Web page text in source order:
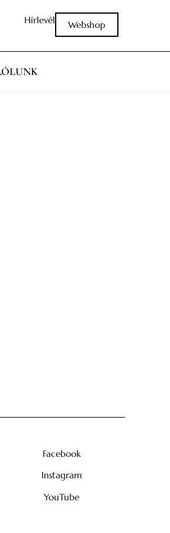
Hírlevél Webshop
Facebook
Instagram
YouTube